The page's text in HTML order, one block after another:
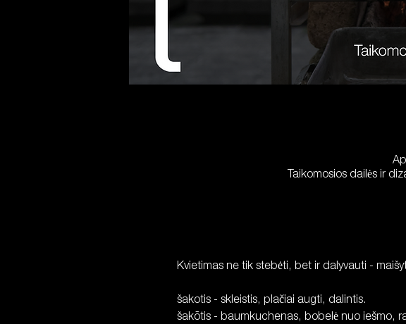
Taikomosios dailės ir
Kvietimas ne tik stebėti, bet ir dalyvauti -
šakotis - skleistis, plačiai augti, dalintis.
šakõtis - baumkuchenas, bobelė nuo iešmo,